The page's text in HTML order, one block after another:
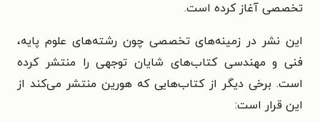
تخصصی آغاز کرده است.
این نشر در زمینه‌های تخصصی چون رشته‌های علوم پایه،
فنی و مهندسی کتاب‌های شایان توجهی را منتشر کرده
است. برخی دیگر از کتاب‌هایی که هورین منتشر می‌کند از
این قرار است: